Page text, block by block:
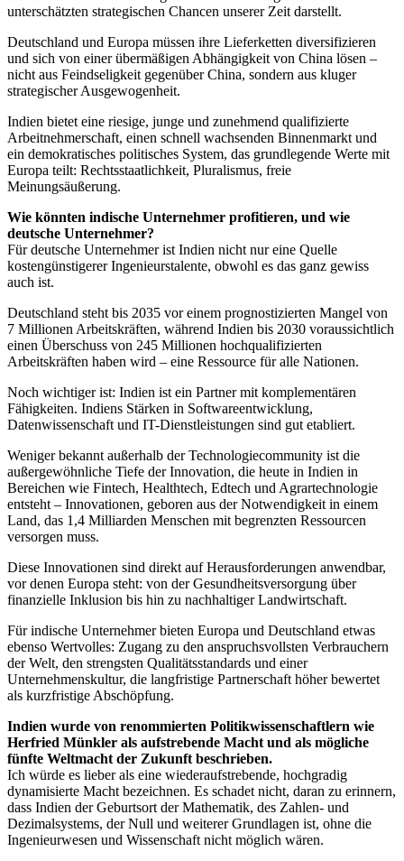
unterschätzten strategischen Chancen unserer Zeit darstellt.
Deutschland und Europa müssen ihre Lieferketten diversifizieren
und sich von einer übermäßigen Abhängigkeit von China lösen –
nicht aus Feindseligkeit gegenüber China, sondern aus kluger
strategischer Ausgewogenheit.
Indien bietet eine riesige, junge und zunehmend qualifizierte
Arbeitnehmerschaft, einen schnell wachsenden Binnenmarkt und
ein demokratisches politisches System, das grundlegende Werte mit
Europa teilt: Rechtsstaatlichkeit, Pluralismus, freie
Meinungsäußerung.
Wie könnten indische Unternehmer profitieren, und wie
deutsche Unternehmer?
Für deutsche Unternehmer ist Indien nicht nur eine Quelle
kostengünstigerer Ingenieurstalente, obwohl es das ganz gewiss
auch ist.
Deutschland steht bis 2035 vor einem prognostizierten Mangel von
7 Millionen Arbeitskräften, während Indien bis 2030 voraussichtlich
einen Überschuss von 245 Millionen hochqualifizierten
Arbeitskräften haben wird – eine Ressource für alle Nationen.
Noch wichtiger ist: Indien ist ein Partner mit komplementären
Fähigkeiten. Indiens Stärken in Softwareentwicklung,
Datenwissenschaft und IT-Dienstleistungen sind gut etabliert.
Weniger bekannt außerhalb der Technologiecommunity ist die
außergewöhnliche Tiefe der Innovation, die heute in Indien in
Bereichen wie Fintech, Healthtech, Edtech und Agrartechnologie
entsteht – Innovationen, geboren aus der Notwendigkeit in einem
Land, das 1,4 Milliarden Menschen mit begrenzten Ressourcen
versorgen muss.
Diese Innovationen sind direkt auf Herausforderungen anwendbar,
vor denen Europa steht: von der Gesundheitsversorgung über
finanzielle Inklusion bis hin zu nachhaltiger Landwirtschaft.
Für indische Unternehmer bieten Europa und Deutschland etwas
ebenso Wertvolles: Zugang zu den anspruchsvollsten Verbrauchern
der Welt, den strengsten Qualitätsstandards und einer
Unternehmenskultur, die langfristige Partnerschaft höher bewertet
als kurzfristige Abschöpfung.
Indien wurde von renommierten Politikwissenschaftlern wie
Herfried Münkler als aufstrebende Macht und als mögliche
fünfte Weltmacht der Zukunft beschrieben.
Ich würde es lieber als eine wiederaufstrebende, hochgradig
dynamisierte Macht bezeichnen. Es schadet nicht, daran zu erinnern,
dass Indien der Geburtsort der Mathematik, des Zahlen- und
Dezimalsystems, der Null und weiterer Grundlagen ist, ohne die
Ingenieurwesen und Wissenschaft nicht möglich wären.